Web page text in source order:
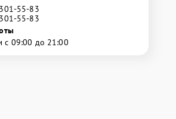
55-83
55-83
с 09:00 до 21:00